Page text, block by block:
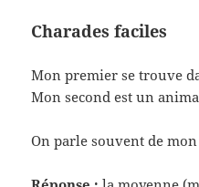
Charades faciles
Mon premier se trouve
Mon second est un
On parle souvent de mon